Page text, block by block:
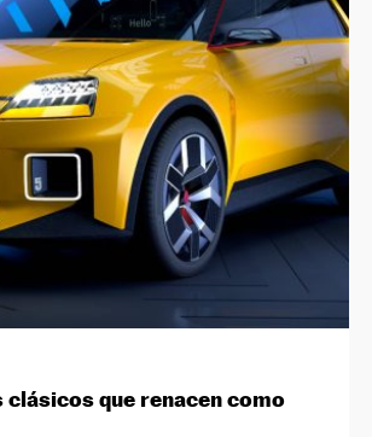
clásicos que renacen como